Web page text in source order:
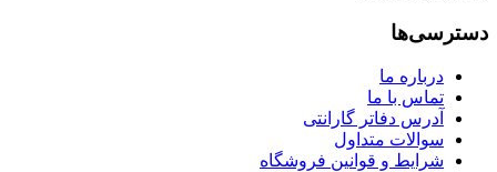
دسترسی‌ها
درباره ما
تماس با ما
آدرس دفاتر گارانتی
سوالات متداول
شرایط و قوانین فروشگاه